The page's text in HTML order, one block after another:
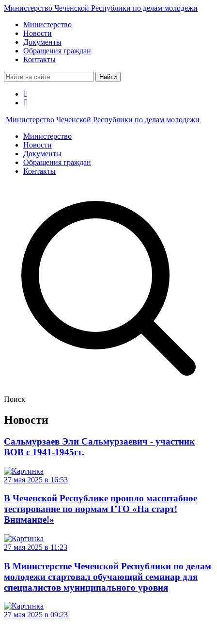
Министерство Чеченской Республики по делам молодежи
Министерство
Новости
Документы
Обращения граждан
Контакты
Найти
Министерство Чеченской Республики по делам молодежи
Министерство
Новости
Документы
Обращения граждан
Контакты
Поиск
Новости
Сальмурзаев Эли Сальмурзаевич - участник
ВОВ с 1941-1945гг.
27 мая 2025 в 16:53
В Чеченской Республике прошло масштабное
тестирование по нормам ГТО «На старт!
Внимание!»
27 мая 2025 в 11:23
В Министерстве Чеченской Республики по делам
молодежи стартовал обучающий семинар для
специалистов муниципального уровня
27 мая 2025 в 09:23